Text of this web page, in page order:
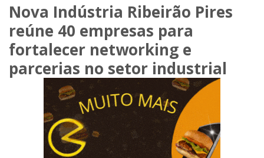
Nova Indústria Ribeirão Pires
reúne 40 empresas para
fortalecer networking e
parcerias no setor industrial